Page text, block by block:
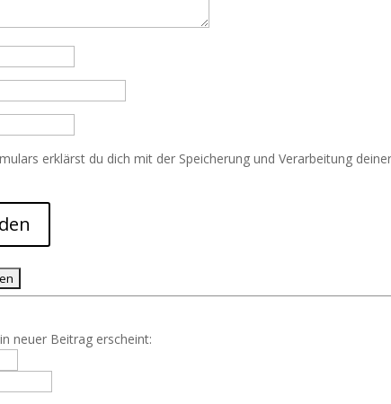
erklärst du dich mit der Speicherung und Verarbeitung
neuer Beitrag erscheint: